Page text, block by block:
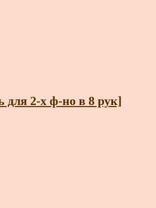
для 2-х ф-но в 8 рук]